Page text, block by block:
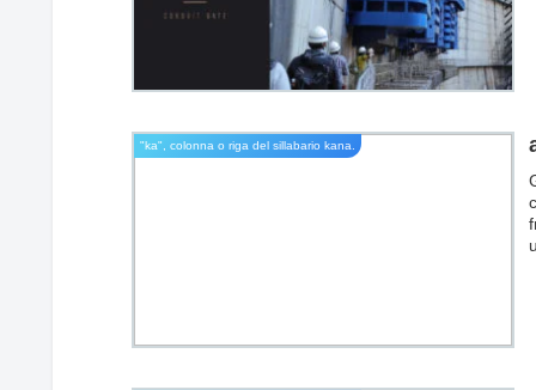
"ka", colonna o riga del sillabario kana.